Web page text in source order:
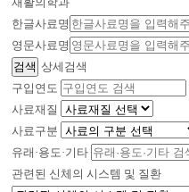
한글사료명
영문사료명
상세검색
구입연도
사료재질
사료구분
유래·용도·기타
관련된 신체의 시스템 및 질환